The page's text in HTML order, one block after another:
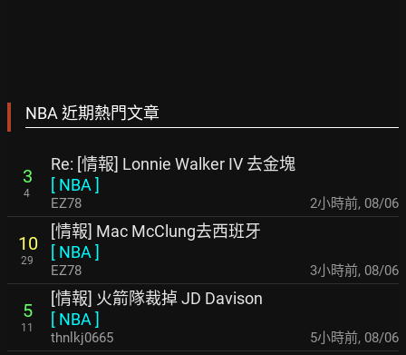
NBA 近期熱門文章
3
4
Re: [情報] Lonnie Walker IV 去金塊
[ NBA]
EZ78 2小時前, 08/06
10
29
[情報] Mac McClung去西班牙
[ NBA]
EZ78 3小時前, 08/06
5
11
[情報] 火箭隊裁掉 JD Davison
[ NBA]
thnlkj0665 5小時前, 08/06